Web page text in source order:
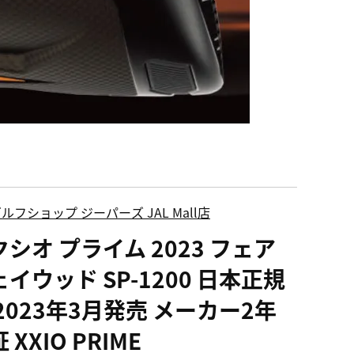
フショップ ジーパーズ JAL Mall店
シオ プライム 2023 フェア
イウッド SP-1200 日本正規
年3月発売 メーカー2年
XXIO PRIME